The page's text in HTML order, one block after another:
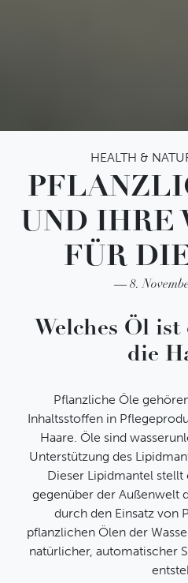
HEALTH &
UND IHRE
FÜR
8.
Welches Öl ist
die
Pflanzliche Öle
Inhaltsstoffen in
Haare. Öle sind
Unterstützung des
Dieser Lipidmantel
gegenüber der Außenwelt
durch den Einsatz von
pflanzlichen Ölen der
natürlicher, automatischer